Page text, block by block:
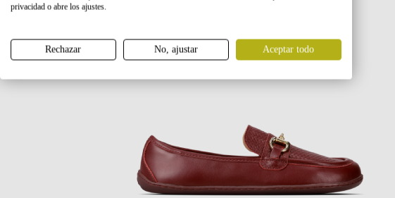
privacidad o abre los ajustes.
Rechazar No, ajustar Aceptar todo